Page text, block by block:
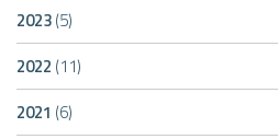
2023(5)
2022 (11)
2021 (6)